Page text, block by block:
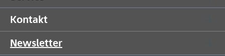
Kontakt
Newsletter